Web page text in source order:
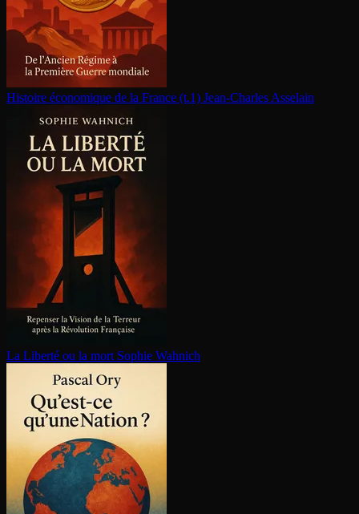
Histoire économique de la France (t.1) Jean-Charles Asselain
La Liberté ou la mort Sophie Wahnich